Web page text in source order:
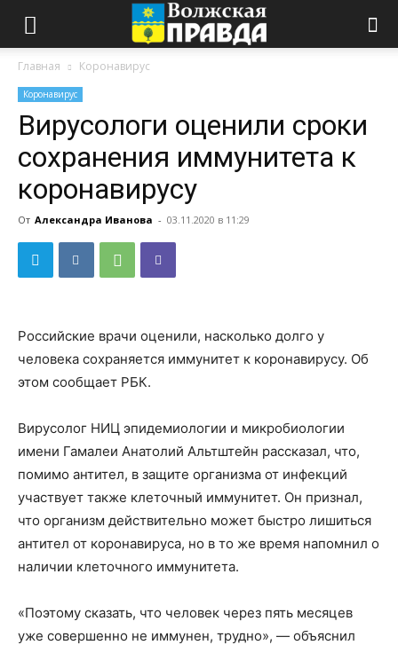
Главная Коронавирус
Коронавирус
Вирусологи оценили сроки
сохранения иммунитета к
коронавирусу
От Александра Иванова - 03.11.2020 в 11:29
Российские врачи оценили, насколько долго у
человека сохраняется иммунитет к коронавирусу. Об
этом сообщает РБК.
Вирусолог НИЦ эпидемиологии и микробиологии
имени Гамалеи Анатолий Альтштейн рассказал, что,
помимо антител, в защите организма от инфекций
участвует также клеточный иммунитет. Он признал,
что организм действительно может быстро лишиться
антител от коронавируса, но в то же время напомнил о
наличии клеточного иммунитета.
«Поэтому сказать, что человек через пять месяцев
уже совершенно не иммунен, трудно», — объяснил